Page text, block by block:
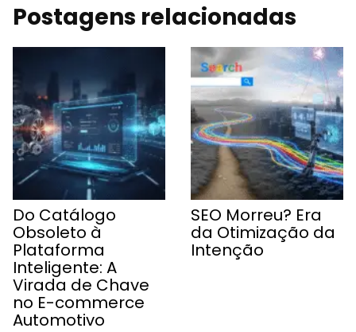
Postagens relacionadas
Do Catálogo
Obsoleto à
Plataforma
Inteligente: A
Virada de Chave
no E-commerce
Automotivo
SEO Morreu? Era
da Otimização da
Intenção